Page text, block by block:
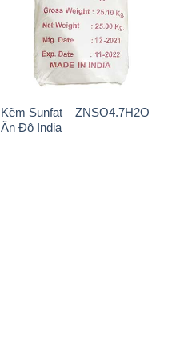
Kẽm Sunfat – ZNSO4.7H2O
Ấn Độ India